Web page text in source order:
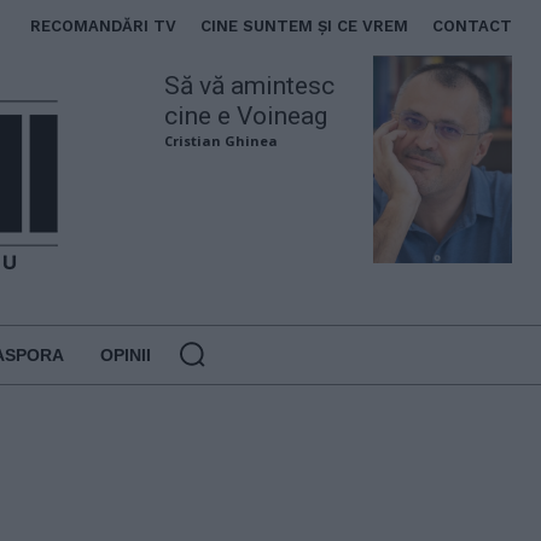
RECOMANDĂRI TV CINE SUNTEM ȘI CE VREM CONTACT
Să vă amintesc
cine e Voineag
Cristian Ghinea
OPINII